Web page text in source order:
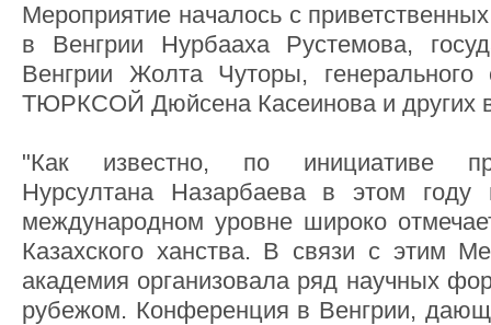
Мероприятие началось с
в Венгрии Нурбааха Рустемова,
Венгрии Жолта Чуторы, генерального
ТЮРКСОЙ Дюйсена Касеинова и других
"Как известно, по инициативе
Нурсултана Назарбаева в этом году
международном уровне широко
Казахского ханства. В связи с этим
академия организовала ряд научных
рубежом. Конференция в Венгрии,